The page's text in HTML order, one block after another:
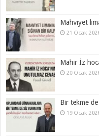
Mahviyet
21 Ocak
Mahir İz
20 Ocak
Bir tekme
19 Ocak